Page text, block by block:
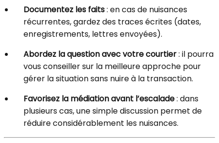
Documentez les faits: en cas de nuisances
récurrentes, gardez des traces écrites (dates,
enregistrements, lettres envoyées).
Abordez la question avec votre courtier: il pourra
vous conseiller sur la meilleure approche pour
gérer la situation sans nuire à la transaction.
Favorisez la médiation avant l’escalade: dans
plusieurs cas, une simple discussion permet de
réduire considérablement les nuisances.